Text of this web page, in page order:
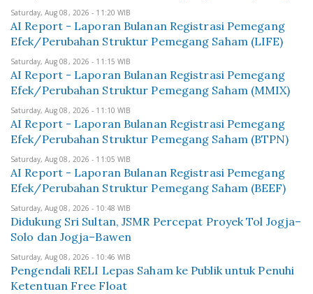
Saturday, Aug 08, 2026 - 11:20 WIB
AI Report - Laporan Bulanan Registrasi Pemegang
Efek/Perubahan Struktur Pemegang Saham (LIFE)
Saturday, Aug 08, 2026 - 11:15 WIB
AI Report - Laporan Bulanan Registrasi Pemegang
Efek/Perubahan Struktur Pemegang Saham (MMIX)
Saturday, Aug 08, 2026 - 11:10 WIB
AI Report - Laporan Bulanan Registrasi Pemegang
Efek/Perubahan Struktur Pemegang Saham (BTPN)
Saturday, Aug 08, 2026 - 11:05 WIB
AI Report - Laporan Bulanan Registrasi Pemegang
Efek/Perubahan Struktur Pemegang Saham (BEEF)
Saturday, Aug 08, 2026 - 10:48 WIB
Didukung Sri Sultan, JSMR Percepat Proyek Tol Jogja–
Solo dan Jogja–Bawen
Saturday, Aug 08, 2026 - 10:46 WIB
Pengendali RELI Lepas Saham ke Publik untuk Penuhi
Ketentuan Free Float